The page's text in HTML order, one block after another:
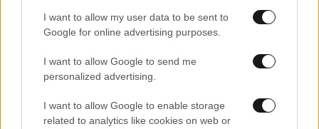
I want to allow my user data to be sent to
Google for online advertising purposes.
I want to allow Google to send me
personalized advertising.
I want to allow Google to enable storage
related to analytics like cookies on web or